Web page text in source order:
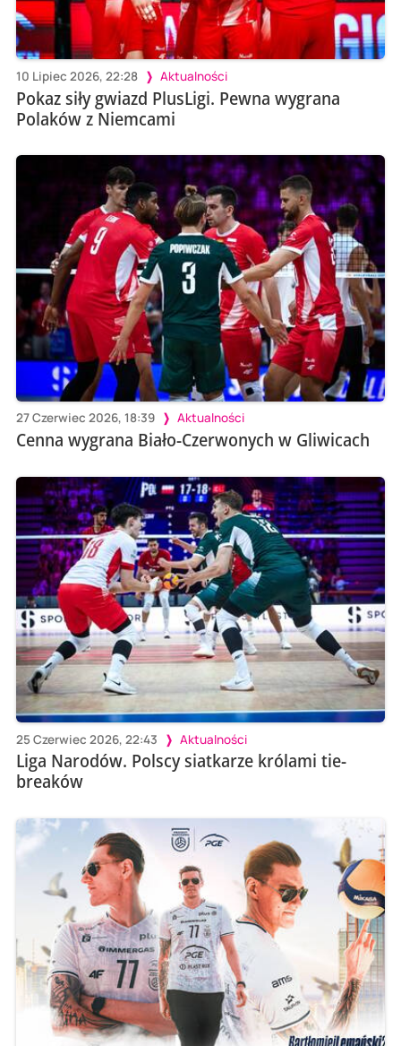
10 Lipiec 2026, 22:28 Aktualności
Pokaz siły gwiazd PlusLigi. Pewna wygrana
Polaków z Niemcami
27 Czerwiec 2026, 18:39 Aktualności
Cenna wygrana Biało-Czerwonych w Gliwicach
25 Czerwiec 2026, 22:43 Aktualności
Liga Narodów. Polscy siatkarze królami tie-
breaków